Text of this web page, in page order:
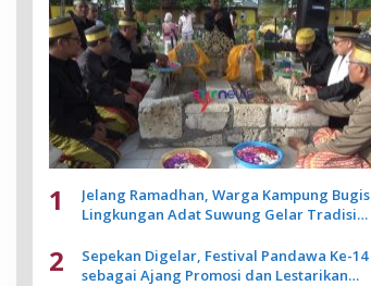
1
Jelang Ramadhan, Warga Kampung Bugis
Lingkungan Adat Suwung Gelar Tradisi
2
Sepekan Digelar, Festival Pandawa Ke-14
sebagai Ajang Promosi dan Lestarikan